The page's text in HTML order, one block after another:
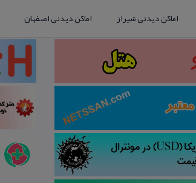
اماکن دیدنی شیراز اماکن دیدنی اصفهان